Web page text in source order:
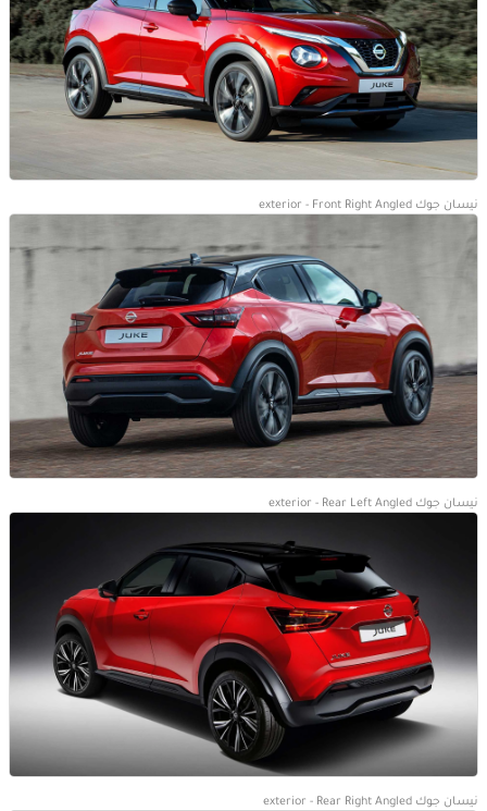
نيسان جوك exterior - Front Right Angled
نيسان جوك exterior - Rear Left Angled
نيسان جوك exterior - Rear Right Angled